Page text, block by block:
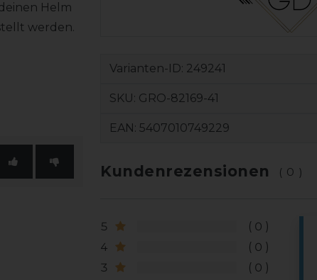
Helm
werden.
Varianten-ID: 249241
SKU: GRO-82169-41
EAN: 5407010749229
Kundenrezensionen (0)
5
0
4
0
3
0